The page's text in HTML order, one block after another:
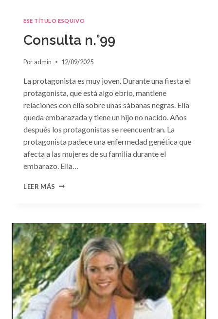
DE
EMMA
DARCY
ESE TÍTULO ESQUIVO
Consulta n.°99
Por admin 12/09/2025
La protagonista es muy joven. Durante una fiesta el
protagonista, que está algo ebrio, mantiene
relaciones con ella sobre unas sábanas negras. Ella
queda embarazada y tiene un hijo no nacido. Años
después los protagonistas se reencuentran. La
protagonista padece una enfermedad genética que
afecta a las mujeres de su familia durante el
embarazo. Ella…
LEER MÁS CONSULTA